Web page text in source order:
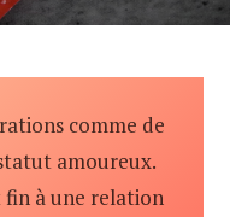
comme de
amoureux.
fin à une relation